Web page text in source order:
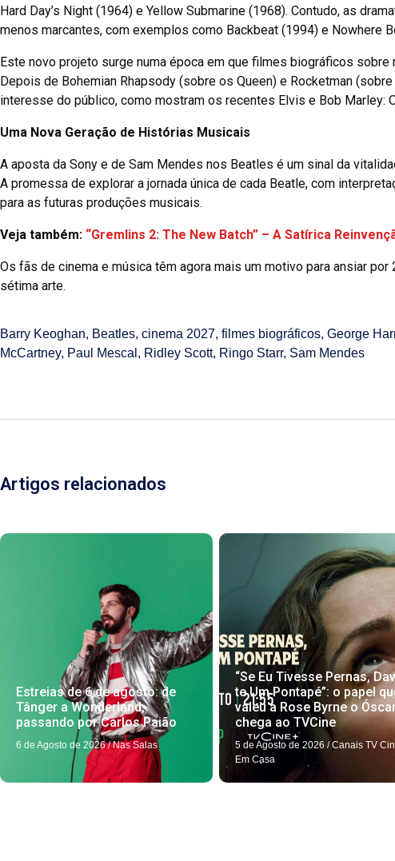
Hard Day’s Night (1964) e Yellow Submarine (1968). Contudo, as
menos marcantes, com exemplos como Backbeat (1994) e Nowhere
Este novo projeto surge numa época em que filmes biográficos
Depois de Bohemian Rhapsody (sobre os Queen) e Rocketman
interesse do público, como mostram os recentes Elvis e Bob Marley:
Uma Nova Geração de Histórias Musicais
A aposta da Sony e de Sam Mendes nos Beatles é um sinal da
A promessa de explorar a jornada única de cada Beatle, com
para as futuras produções musicais.
Veja também: “Gremlins 2: The New Batch” – A Satírica
Os fãs de cinema e música têm agora mais um motivo para ansiar
sétima arte.
Barry Keoghan, Beatles, cinema 2027, filmes biográficos, George
McCartney, Paul Mescal , Ridley Scott, Ringo Starr, Sam Mendes
Artigos relacionados
Estreias de 6 de agosto: de
Tânger a Wonderland,
passando por Carlos Paião
6 de Agosto de 2026 / Nas Salas
“Se Eu Tivesse Pernas,
te Um Pontapé”: o papel
valeu a Rose Byrne o
chega ao TVCine
5 de Agosto de 2026 / Canais TV
Em Casa